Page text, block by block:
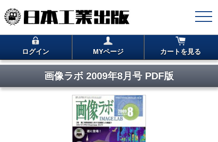
ログイン MYページ カートを見る
画像ラボ 2009年8月号 PDF版